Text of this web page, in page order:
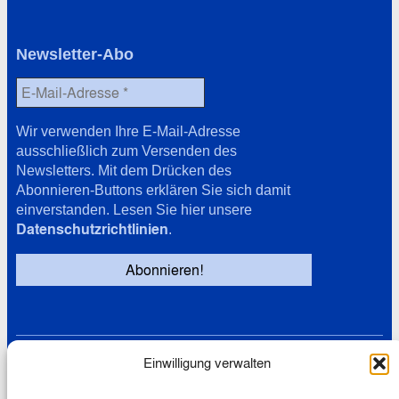
Einwilligung verwalten
Newsletter-Abo
Wir verwenden Ihre E-Mail-Adresse
ausschließlich zum Versenden des
Newsletters. Mit dem Drücken des
Abonnieren-Buttons erklären Sie sich damit
einverstanden. Lesen Sie hier unsere
Datenschutzrichtlinien.